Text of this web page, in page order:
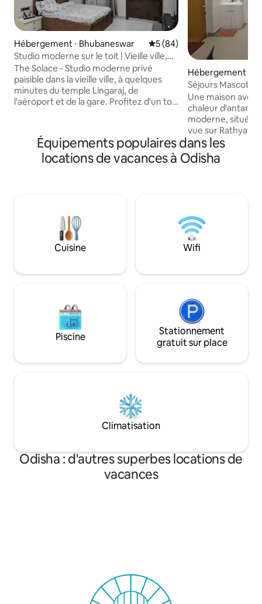
Hébergement ⋅ Bhubaneswar Évaluation moyenne sur la
5 (84)
Studio moderne sur le toit | Vieille ville,
Lingaraj
The Solace - Studio moderne privé
paisible dans la vieille ville, à quelques
minutes du temple Lingaraj, de
l'aéroport et de la gare. Profitez d'un toit
cuisine modulaire entièrement équipée.
Séjour privé hébergé avec des
équipements modernes avec des
temple, les voyageurs en transit, les
voyageurs d'affaires et les séjours en
solo à la recherche de confort, de
sécurité et d'un accès rapide aux lieux
Hébergement ⋅
Séjours Mascotte
maison
Une maison avec
chaleur d'antan
moderne, située
vue sur Rathyatra
dernier étage. Gérée par la famille
hiérarchique,
recherche de
🌊 - 1,7 km Voie
de respecter le
logement. INTERDIT de fumer à
l'intérieur,
bruit la nuit
Équipements populaires dans les
locations de vacances à Odisha
Cuisine Wifi
Piscine
Stationnement
gratuit sur place
Climatisation
Odisha : d'autres superbes locations de
vacances